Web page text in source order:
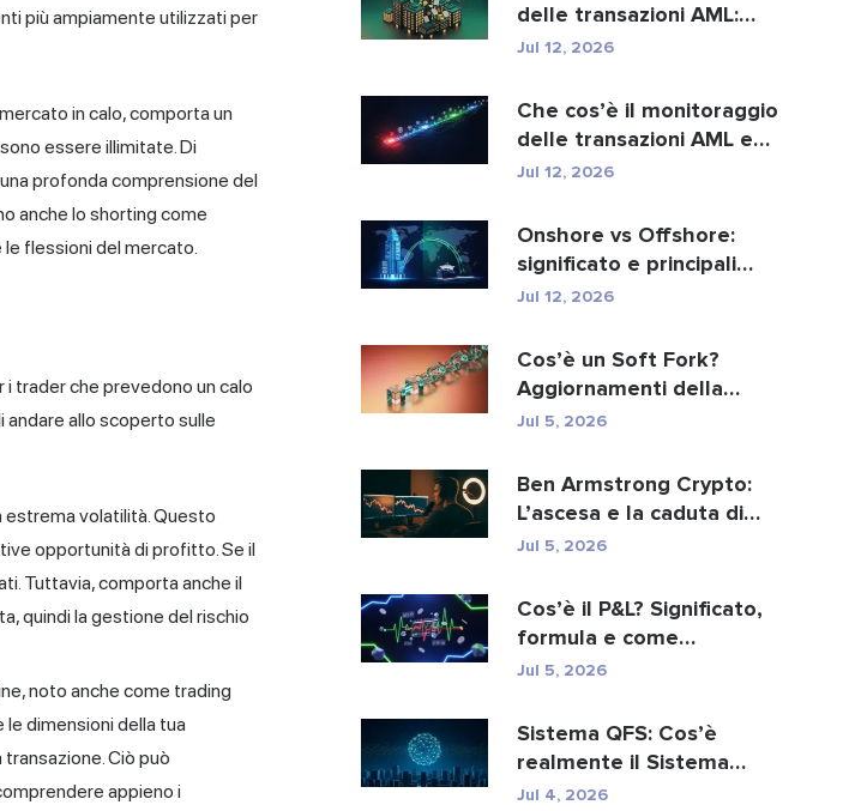
più ampiamente utilizzati per
in calo, comporta un
essere illimitate. Di
profonda comprensione del
anche lo shorting come
flessioni del mercato.
trader che prevedono un calo
allo scoperto sulle
volatilità. Questo
opportunità di profitto. Se il
Tuttavia, comporta anche il
quindi la gestione del rischio
noto anche come trading
dimensioni della tua
Ciò può
appieno i
delle transazioni AML:
come individuano i r...
Jul 12, 2026
Che cos’è il monitoraggio
delle transazioni AML e
come funziona?
Jul 12, 2026
Onshore vs Offshore:
significato e principali
differenze spiegate
Jul 12, 2026
Cos’è un Soft Fork?
Aggiornamenti della
blockchain spiegati
Jul 5, 2026
Ben Armstrong Crypto:
L’ascesa e la caduta di
BitBoy
Jul 5, 2026
Cos’è il P&L? Significato,
formula e come
calcolarlo.
Jul 5, 2026
Sistema QFS: Cos’è
realmente il Sistema
Finanziario Quantistico...
Jul 4, 2026